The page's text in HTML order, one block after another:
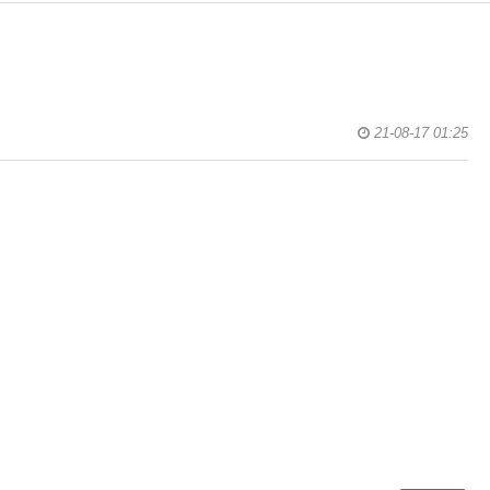
21-08-17 01:25